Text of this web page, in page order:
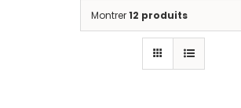
Montrer12 produits